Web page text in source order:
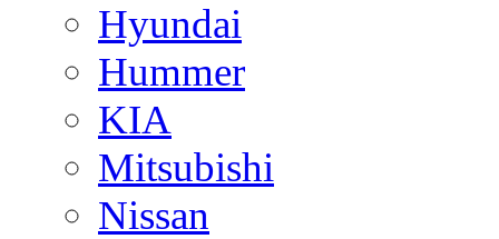
Hyundai
Hummer
KIA
Mitsubishi
Nissan